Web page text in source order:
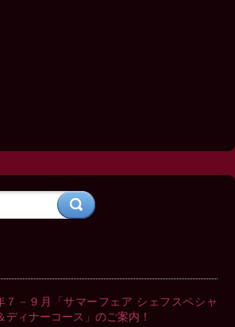
７－９月「サマーフェア シェフスペシャ
ディナーコース」のご案内！